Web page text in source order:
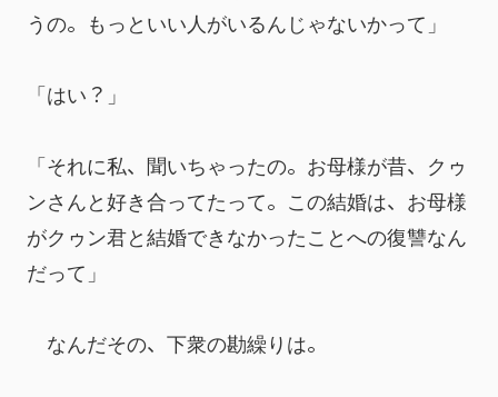
うの。もっといい人がいるんじゃないかって」
「はい？」
「それに私、聞いちゃったの。お母様が昔、クゥ
ンさんと好き合ってたって。この結婚は、お母様
がクゥン君と結婚できなかったことへの復讐なん
だって」
なんだその、下衆の勘繰りは。